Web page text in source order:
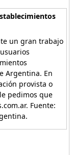
un gran trabajo
Argentina. En
provista o
pedimos que
Fuente: